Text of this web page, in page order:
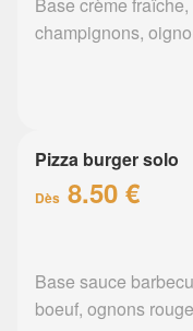
Base crème
champignons,
Pizza burger solo
Dès 8.50 €
Base sauce
boeuf, ognons